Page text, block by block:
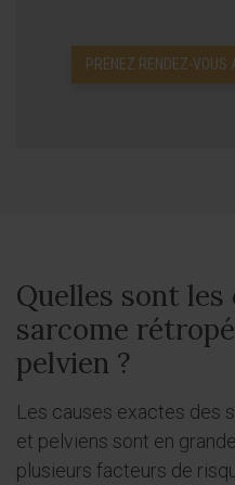
PRENEZ RENDEZ-VOUS
Quelles sont les
sarcome
pelvien ?
Les causes exactes des
et pelviens sont en
plusieurs facteurs de